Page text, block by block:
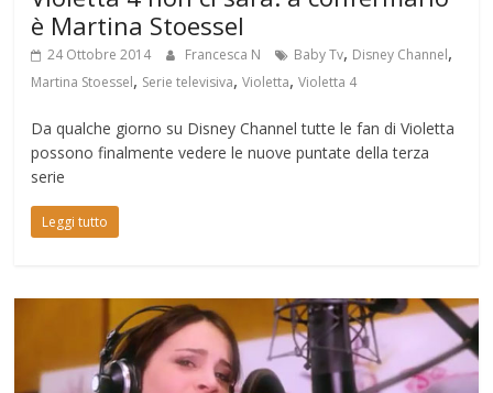
è Martina Stoessel
24 Ottobre 2014 Francesca N Baby Tv, Disney Channel,
Martina Stoessel, Serie televisiva,Violetta,Violetta 4
Da qualche giorno su Disney Channel tutte le fan di Violetta
possono finalmente vedere le nuove puntate della terza
serie
Leggi tutto